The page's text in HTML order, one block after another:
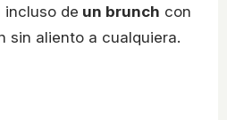
de un brunch con
sin aliento a cualquiera.